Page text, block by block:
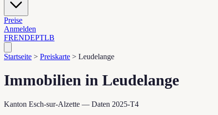
Preise
Anmelden
FRENDEPTLB
Startseite > Preiskarte > Leudelange
Immobilien in Leudelange
Kanton Esch-sur-Alzette — Daten 2025-T4